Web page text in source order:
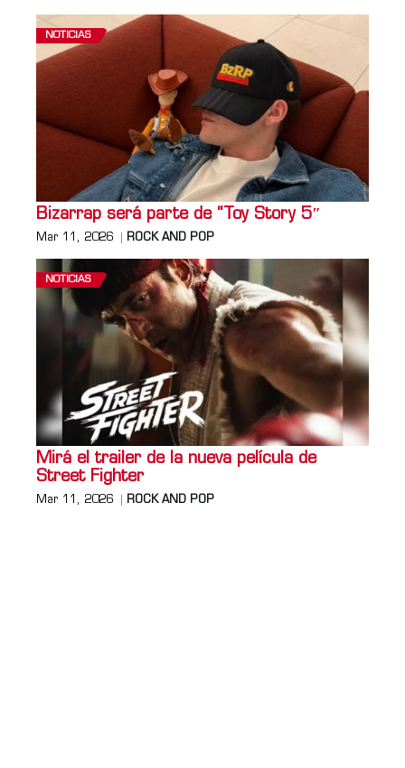
NOTICIAS
Bizarrap será parte de “Toy Story 5″
Mar 11, 2026 ROCK AND POP
NOTICIAS
Mirá el trailer de la nueva película de
Street Fighter
Mar 11, 2026 ROCK AND POP